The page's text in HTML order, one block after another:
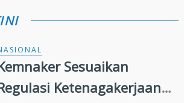
Sesuaikan
Ketenagakerjaan